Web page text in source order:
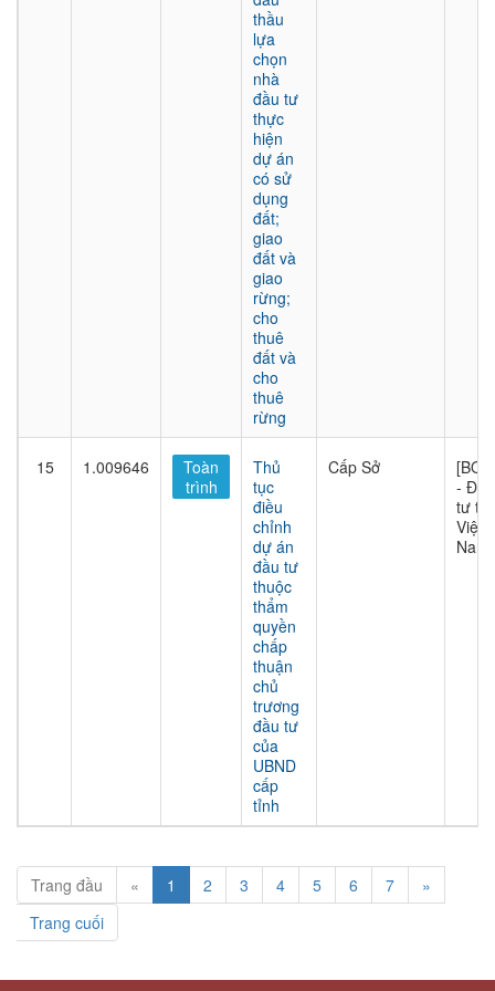
thầu
lựa
chọn
nhà
đầu tư
thực
hiện
dự án
có sử
dụng
đất;
giao
đất và
giao
rừng;
cho
thuê
đất và
cho
thuê
rừng
15 1.009646
Toàn
trình
Thủ
tục
điều
chỉnh
dự án
đầu tư
thuộc
thẩm
quyền
chấp
thuận
chủ
trương
đầu tư
của
UBND
cấp
tỉnh
Cấp Sở
[BQL]
- Đầu
tư tại
Việt
Nam
Trang đầu « 1 2 3 4 5 6 7
»
Trang cuối